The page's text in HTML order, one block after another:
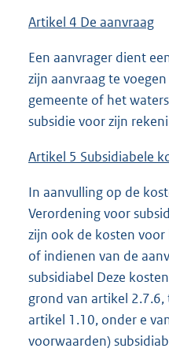
Artikel 4 De aanvraag
Een aanvrager dient
zijn aanvraag te
gemeente of het
subsidie voor zijn
Artikel 5 Subsidiabele
In aanvulling op de
Verordening voor
zijn ook de kosten
of indienen van de
subsidiabel Deze
grond van artikel
artikel 1.10, onder e
voorwaarden)